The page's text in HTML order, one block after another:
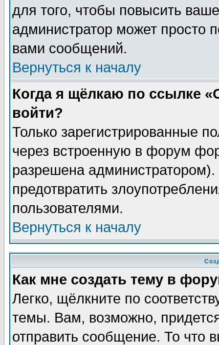
для того, чтобы повысить
администратор может просто
вами сообщений.
Вернуться к началу
Когда я щёлкаю по ссылке
войти?
Только зарегистрированные
через встроенную в форум
разрешена
предотвратить
пользователями.
Вернуться к началу
Как мне создать тему в
Легко, щёлкните по
темы. Вам, возможно,
отправить сообщение. То что